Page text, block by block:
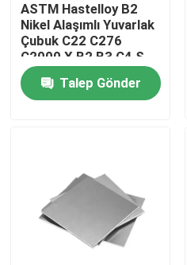
Hakkımızda
Fabrika turu
ASTM Hastelloy B2
Nikel Alaşımlı Yuvarlak
Çubuk C22 C276
C2000 X B2 B3 C4 S
G35 Cilalı
Talep Gönder